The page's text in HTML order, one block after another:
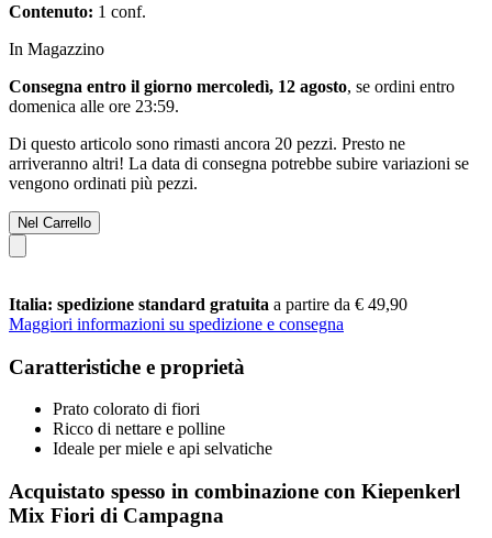
Contenuto: 1 conf.
In Magazzino
Consegna entro il giorno mercoledì, 12 agosto, se ordini entro
domenica alle ore 23:59.
Di questo articolo sono rimasti ancora 20 pezzi. Presto ne
arriveranno altri! La data di consegna potrebbe subire variazioni se
vengono ordinati più pezzi.
Nel Carrello
Italia: spedizione standard gratuita a partire da € 49,90
Maggiori informazioni su spedizione e consegna
Caratteristiche e proprietà
Prato colorato di fiori
Ricco di nettare e polline
Ideale per miele e api selvatiche
Acquistato spesso in combinazione con Kiepenkerl
Mix Fiori di Campagna